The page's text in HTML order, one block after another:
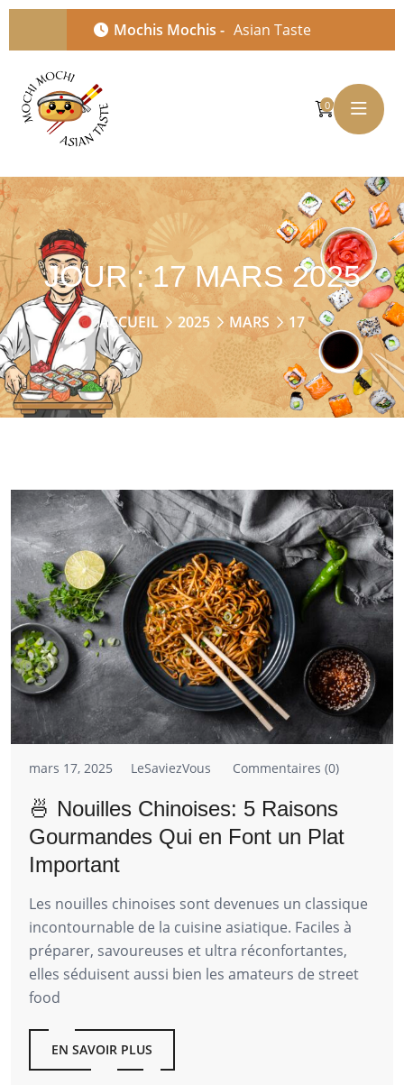
Mochis Mochis - Asian Taste
0
JOUR :17 MARS 2025
ACCUEIL 2025 MARS 17
mars 17, 2025 LeSaviezVous Commentaires (0)
🍜 Nouilles Chinoises: 5 Raisons
Gourmandes Qui en Font un Plat
Important
Les nouilles chinoises sont devenues un classique
incontournable de la cuisine asiatique. Faciles à
préparer, savoureuses et ultra réconfortantes,
elles séduisent aussi bien les amateurs de street
food
EN SAVOIR PLUS